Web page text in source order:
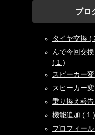
ブロ
タイヤ交換 (
んで今回交
( 1 )
スピーカー
スピーカー
乗り換え報
機能追加 ( 1 )
プロフィー